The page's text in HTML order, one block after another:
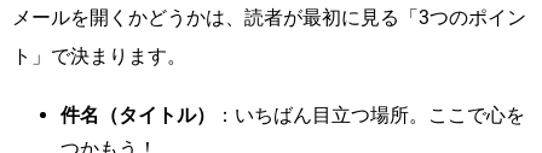
メールを開くかどうかは、読者が最初に見る「3つのポイン
ト」で決まります。
件名（タイトル）
：いちばん目立つ場所。ここで心を